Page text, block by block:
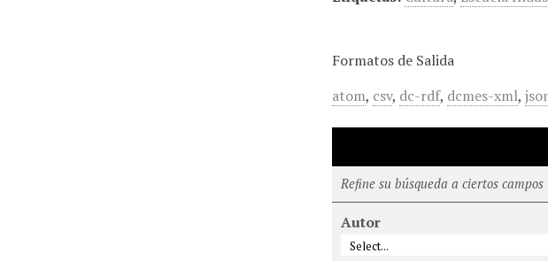
Formatos de Salida
atom, csv, dc-rdf, dcmes-xml,
Refine su búsqueda a ciertos campos
Autor